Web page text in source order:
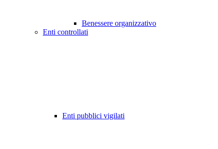
Benessere organizzativo
Enti controllati
Enti pubblici vigilati